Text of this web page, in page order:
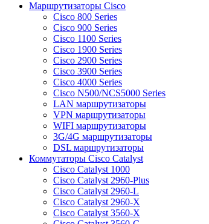
Маршрутизаторы Cisco
Cisco 800 Series
Cisco 900 Series
Cisco 1100 Series
Cisco 1900 Series
Cisco 2900 Series
Cisco 3900 Series
Cisco 4000 Series
Cisco N500/NCS5000 Series
LAN маршрутизаторы
VPN маршрутизаторы
WIFI маршрутизаторы
3G/4G маршрутизаторы
DSL маршрутизаторы
Коммутаторы Cisco Catalyst
Cisco Catalyst 1000
Cisco Catalyst 2960-Plus
Cisco Catalyst 2960-L
Cisco Catalyst 2960-X
Cisco Catalyst 3560-X